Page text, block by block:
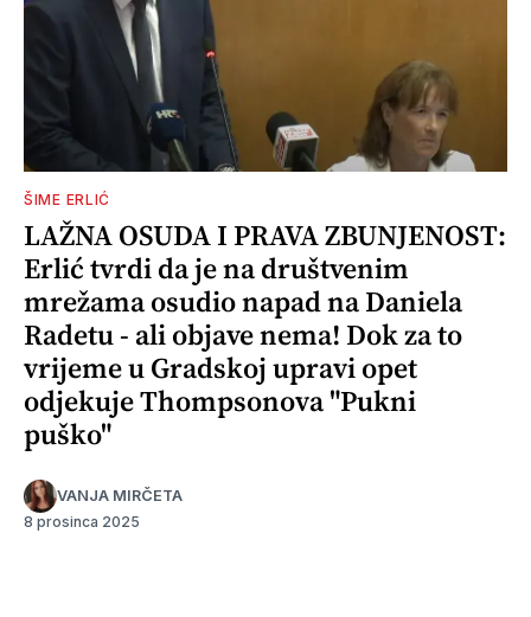
ŠIME ERLIĆ
LAŽNA OSUDA I PRAVA ZBUNJENOST:
Erlić tvrdi da je na društvenim
mrežama osudio napad na Daniela
Radetu - ali objave nema! Dok za to
vrijeme u Gradskoj upravi opet
odjekuje Thompsonova "Pukni
puško"
VANJA MIRČETA
8 prosinca 2025